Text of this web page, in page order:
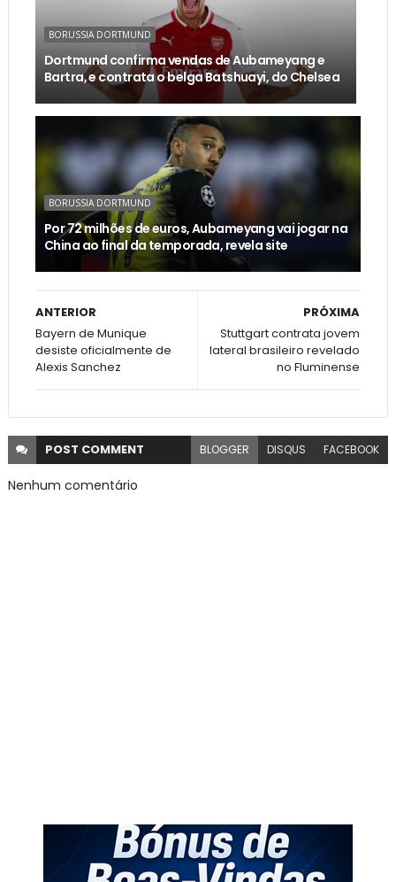
BORUSSIA DORTMUND
Dortmund confirma vendas de Aubameyang e
Bartra, e contrata o belga Batshuayi, do Chelsea
BORUSSIA DORTMUND
Por 72 milhões de euros, Aubameyang vai jogar na
China ao final da temporada, revela site
PRÓXIMA
Stuttgart contrata jovem
lateral brasileiro revelado
no Fluminense
ANTERIOR
Bayern de Munique
desiste oficialmente de
Alexis Sanchez
POST COMMENT BLOGGER DISQUS FACEBOOK
Nenhum comentário